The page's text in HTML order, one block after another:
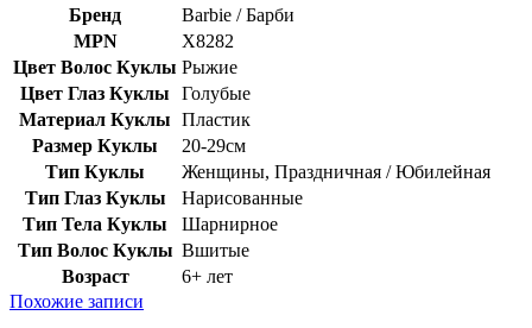
Бренд
Barbie / Барби
MPN
X8282
Цвет Волос Куклы Рыжие
Цвет Глаз Куклы
Голубые
Материал Куклы Пластик
Размер Куклы
20-29см
Тип Куклы
Женщины, Праздничная / Юбилейная
Тип Глаз Куклы
Нарисованные
Тип Тела Куклы
Шарнирное
Тип Волос Куклы Вшитые
Возраст
6+ лет
Похожие записи